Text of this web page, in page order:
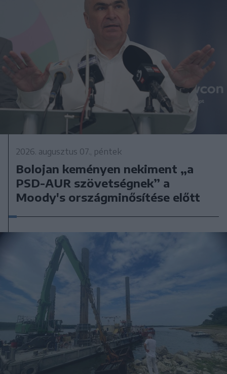
2026. augusztus 07., péntek
Bolojan keményen nekiment „a
PSD-AUR szövetségnek” a
Moody's országminősítése előtt